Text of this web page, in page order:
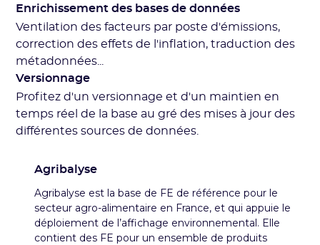
Enrichissement des bases de données
Ventilation des facteurs par poste d'émissions,
correction des effets de l'inflation, traduction des
métadonnées...
Versionnage
Profitez d'un versionnage et d'un maintien en
temps réel de la base au gré des mises à jour des
différentes sources de données.
Agribalyse
Agribalyse est la base de FE de référence pour le
secteur agro-alimentaire en France, et qui appuie le
déploiement de l’affichage environnemental. Elle
contient des FE pour un ensemble de produits